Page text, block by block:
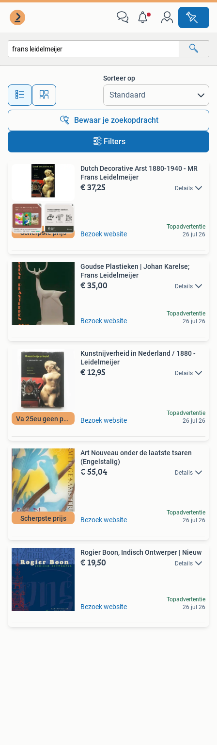
Alle afstanden…
Sorteer op
Bewaar je zoekopdracht
Filters
Scherpste prijs
Dutch Decorative Arst 1880-1940 - MR
Frans Leidelmeijer
€ 37,25 Details
Bezoek website
Topadvertentie
26 jul 26
Goudse Plastieken | Johan Karelse;
Frans Leidelmeijer
€ 35,00 Details
Bezoek website
Topadvertentie
26 jul 26
Va 25eu geen porto
Kunstnijverheid in Nederland / 1880 -
Leidelmeijer
€ 12,95 Details
Bezoek website
Topadvertentie
26 jul 26
Scherpste prijs
Art Nouveau onder de laatste tsaren
(Engelstalig)
€ 55,04 Details
Bezoek website
Topadvertentie
26 jul 26
Rogier Boon, Indisch Ontwerper | Nieuw
€ 19,50 Details
Bezoek website
Topadvertentie
26 jul 26